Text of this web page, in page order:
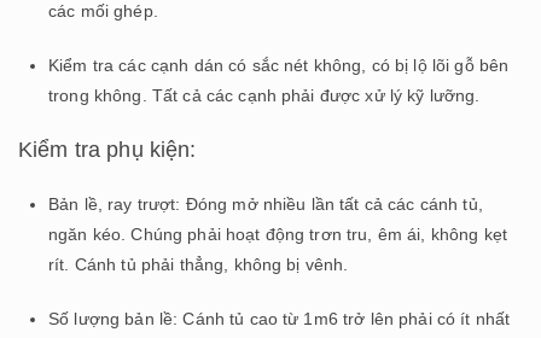
các mối ghép.
Kiểm tra các cạnh dán có sắc nét không, có bị lộ lõi gỗ bên
trong không. Tất cả các cạnh phải được xử lý kỹ lưỡng.
Kiểm tra phụ kiện:
Bản lề, ray trượt: Đóng mở nhiều lần tất cả các cánh tủ,
ngăn kéo. Chúng phải hoạt động trơn tru, êm ái, không kẹt
rít. Cánh tủ phải thẳng, không bị vênh.
Số lượng bản lề: Cánh tủ cao từ 1m6 trở lên phải có ít nhất